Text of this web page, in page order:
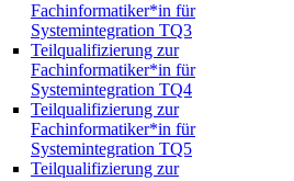
Fachinformatiker*in für
Systemintegration TQ3
Teilqualifizierung zur
Fachinformatiker*in für
Systemintegration TQ4
Teilqualifizierung zur
Fachinformatiker*in für
Systemintegration TQ5
Teilqualifizierung zur